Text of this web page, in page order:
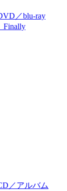
Finally